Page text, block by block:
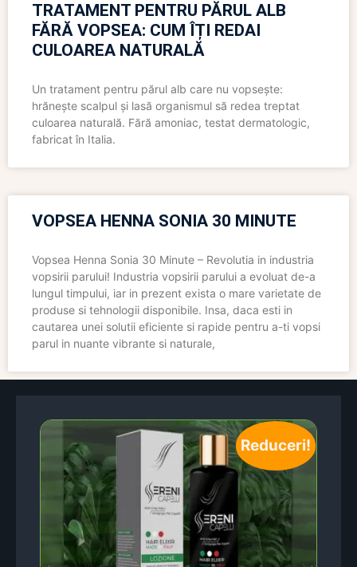
TRATAMENT PENTRU PĂRUL ALB
FĂRĂ VOPSEA: CUM ÎȚI REDAI
CULOAREA NATURALĂ
Un tratament pentru părul alb care nu vopsește:
hrănește scalpul și lasă organismul să redea treptat
culoarea naturală. Fără amoniac, testat dermatologic,
fabricat în Italia.
VOPSEA HENNA SONIA 30 MINUTE
Vopsea Henna Sonia 30 Minute – Revolutia in industria
vopsirii parului! Industria vopsirii parului a evoluat de-a
lungul timpului, iar in prezent exista o mare varietate de
produse si tehnologii disponibile. Insa, daca esti in
cautarea unei solutii eficiente si rapide pentru a-ti vopsi
parul in nuante vibrante si naturale,
Reduceri!